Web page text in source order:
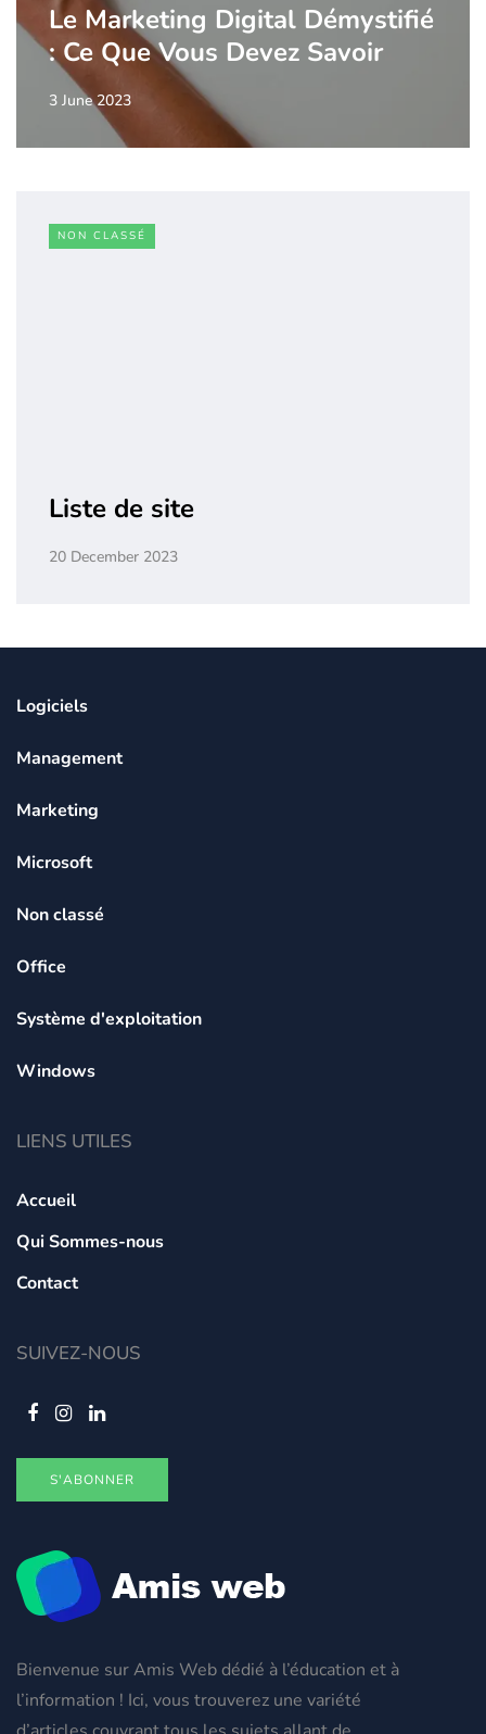
Le Marketing Digital Démystifié
: Ce Que Vous Devez Savoir
3 June 2023
NON CLASSÉ
Liste de site
20 December 2023
Bienvenue sur Amis Web dédié à l’éducation et à
l’information ! Ici, vous trouverez une variété
Logiciels
Management
Marketing
Microsoft
Non classé
Office
Système d'exploitation
Windows
LIENS UTILES
Accueil
Qui Sommes-nous
Contact
SUIVEZ-NOUS
S'ABONNER